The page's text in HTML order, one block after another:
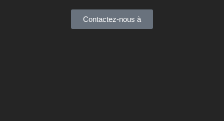
Contactez-nous à